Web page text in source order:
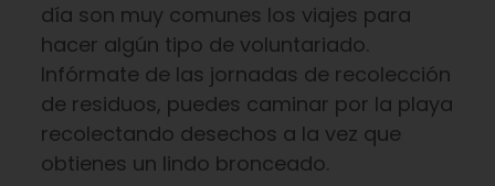
día son muy comunes los viajes para
hacer algún tipo de voluntariado.
Infórmate de las jornadas de recolección
de residuos, puedes caminar por la playa
recolectando desechos a la vez que
obtienes un lindo bronceado.